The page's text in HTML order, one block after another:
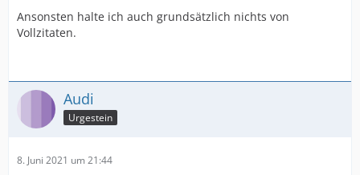
Ansonsten halte ich auch grundsätzlich nichts von
Vollzitaten.
Audi
Urgestein
8. Juni 2021 um 21:44